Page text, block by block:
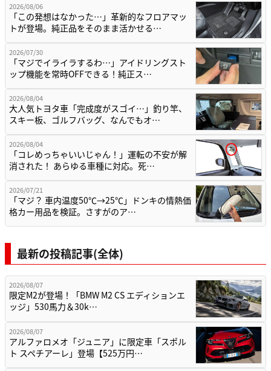
2026/08/06
「この発想はなかった…」革新的なフロアマッ
トが登場。純正品をそのまま活かせる…
2026/07/30
「マジでイライラするわ…」アイドリングスト
ップ機能を常時OFFできる！純正ス…
2026/08/04
大人気トヨタ車「完成度がスゴイ…」釣り竿、
スキー板、ゴルフバッグ、なんでもオ…
2026/08/04
「コレめっちゃいいじゃん！」運転の不安が解
消された！ あらゆる車種に対応。死…
2026/07/21
「マジ？ 車内温度50℃→25℃」ドンキの情熱価
格カー用品を検証。さすがのア…
最新の投稿記事(全体)
2026/08/07
限定M2が登場！「BMW M2 CS エディションエ
ッジ」530馬力＆30k…
2026/08/07
アルファロメオ「ジュニア」に限定車「スポル
ト スペチアーレ」登場【525万円…